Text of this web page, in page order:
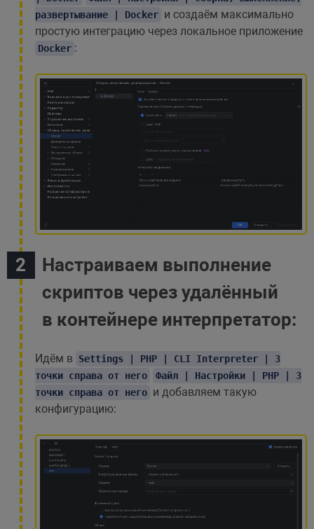
развертывание | Docker и создаём максимально
простую интеграцию через локальное приложение
Docker :
Настраиваем выполнение
скриптов через удалённый
в контейнере интерпретатор:
Идём в Settings | PHP | CLI Interpreter | 3
точки справа от него
Файл | Настройки | PHP | 3
точки справа от него и добавляем такую
конфигурацию: